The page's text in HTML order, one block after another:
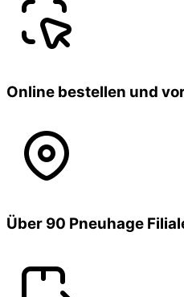
Online bestellen und
Über 90 Pneuhage